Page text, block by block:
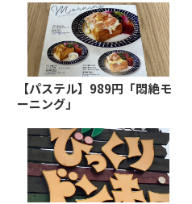
【パステル】989円「悶絶モ
ーニング」